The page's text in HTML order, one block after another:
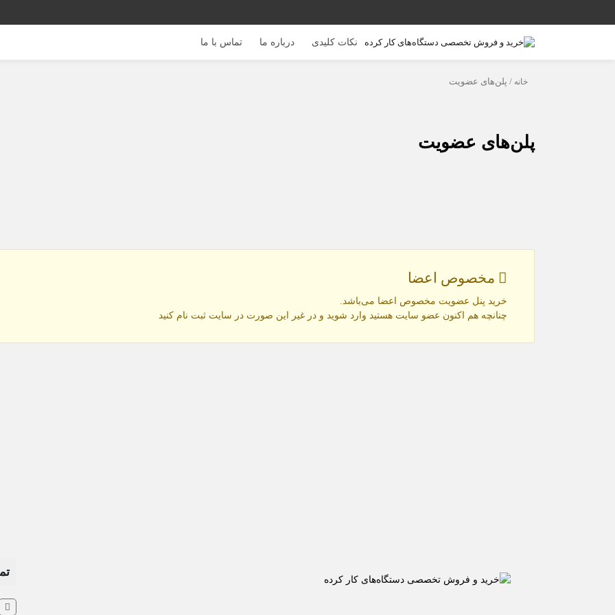
نکات کلیدی درباره ما تماس با ما
خانه / پلن‌های عضویت
پلن‌های عضویت
مخصوص اعضا
خرید پنل عضویت مخصوص اعضا می‌باشد.
چنانچه هم‌ اکنون عضو سایت هستید وارد شوید و در غیر این صورت در سایت ثبت نام کنید